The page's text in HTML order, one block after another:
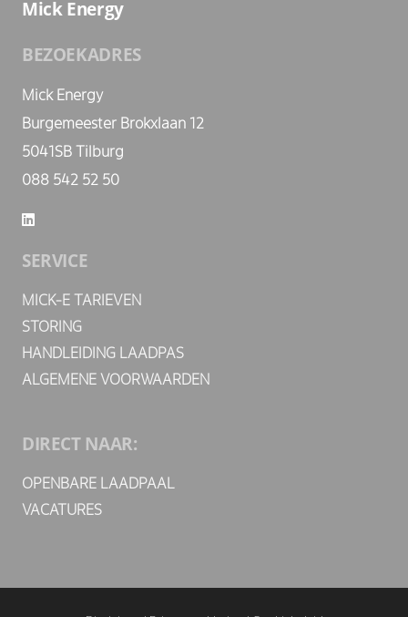
Mick Energy
BEZOEKADRES
Mick Energy
Burgemeester Brokxlaan 12
5041SB Tilburg
088 542 52 50
SERVICE
MICK-E TARIEVEN
STORING
HANDLEIDING LAADPAS
ALGEMENE VOORWAARDEN
DIRECT NAAR:
OPENBARE LAADPAAL
VACATURES